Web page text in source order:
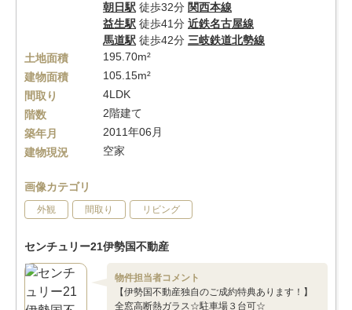
朝日駅 徒歩32分 関西本線
益生駅 徒歩41分 近鉄名古屋線
馬道駅 徒歩42分 三岐鉄道北勢線
土地面積
195.70m²
建物面積
105.15m²
間取り
4LDK
階数
2階建て
築年月
2011年06月
建物現況
空家
画像カテゴリ
外観 間取り リビング
センチュリー21伊勢国不動産
物件担当者コメント
【伊勢国不動産独自のご成約特典あります！】
全窓高断熱ガラス☆駐車場３台可☆